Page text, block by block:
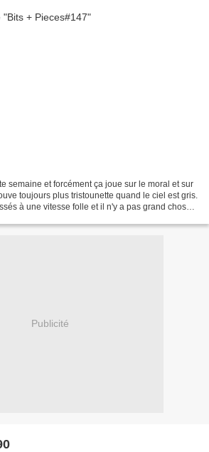
semaine et forcément ça joue sur le moral et sur
toujours plus tristounette quand le ciel est gris.
à une vitesse folle et il n'y a pas grand chose
Publicité